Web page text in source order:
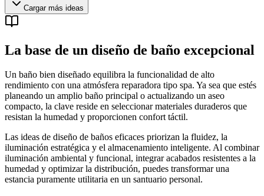
Cargar más ideas
La base de un diseño de baño excepcional
Un baño bien diseñado equilibra la funcionalidad de alto
rendimiento con una atmósfera reparadora tipo spa. Ya sea que estés
planeando un amplio baño principal o actualizando un aseo
compacto, la clave reside en seleccionar materiales duraderos que
resistan la humedad y proporcionen confort táctil.
Las ideas de diseño de baños eficaces priorizan la fluidez, la
iluminación estratégica y el almacenamiento inteligente. Al combinar
iluminación ambiental y funcional, integrar acabados resistentes a la
humedad y optimizar la distribución, puedes transformar una
estancia puramente utilitaria en un santuario personal.